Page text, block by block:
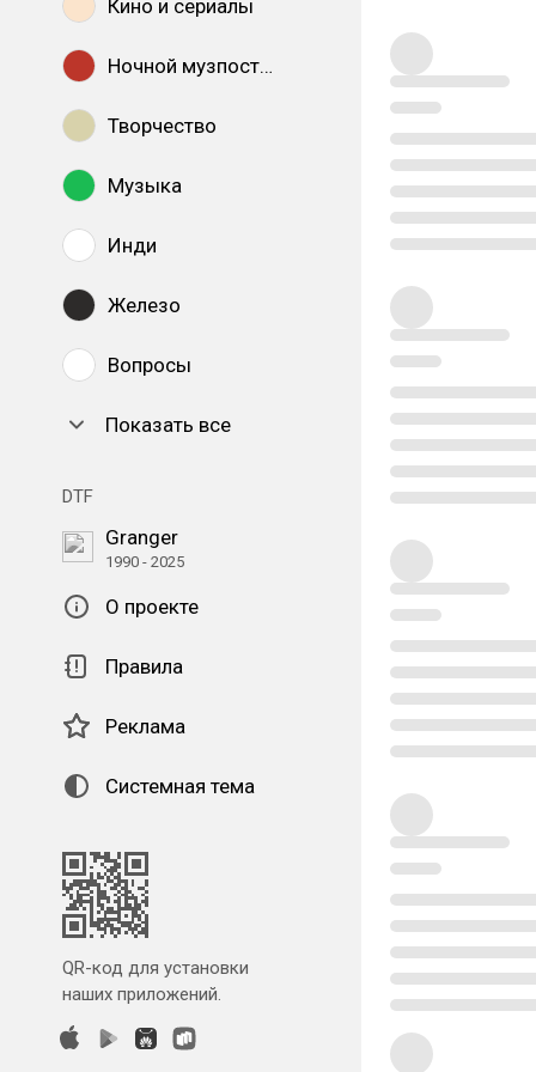
Кино и сериалы
Ночной музпостинг
Творчество
Музыка
Инди
Железо
Вопросы
Показать все
DTF
Granger
1990 - 2025
О проекте
Правила
Реклама
Системная тема
QR-код для установки
наших приложений.